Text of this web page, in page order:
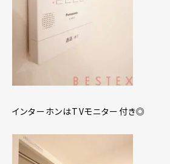
インターホンはTVモニター付き◎